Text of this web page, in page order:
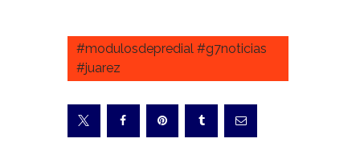
#modulosdepredial #g7noticias
#juarez